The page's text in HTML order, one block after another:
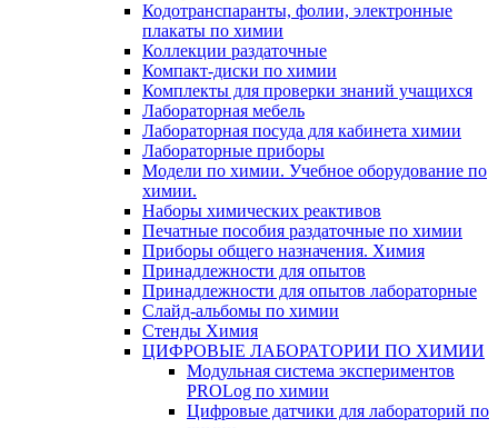
Кодотранспаранты, фолии, электронные
плакаты по химии
Коллекции раздаточные
Компакт-диски по химии
Комплекты для проверки знаний учащихся
Лабораторная мебель
Лабораторная посуда для кабинета химии
Лабораторные приборы
Модели по химии. Учебное оборудование по
химии.
Наборы химических реактивов
Печатные пособия раздаточные по химии
Приборы общего назначения. Химия
Принадлежности для опытов
Принадлежности для опытов лабораторные
Слайд-альбомы по химии
Стенды Химия
ЦИФРОВЫЕ ЛАБОРАТОРИИ ПО ХИМИИ
Модульная система экспериментов
PROLog по химии
Цифровые датчики для лабораторий по